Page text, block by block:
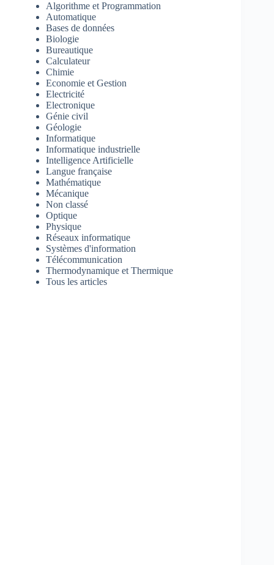
Algorithme et Programmation
Automatique
Bases de données
Biologie
Bureautique
Calculateur
Chimie
Economie et Gestion
Electricité
Electronique
Génie civil
Géologie
Informatique
Informatique industrielle
Intelligence Artificielle
Langue française
Mathématique
Mécanique
Non classé
Optique
Physique
Réseaux informatique
Systèmes d'information
Télécommunication
Thermodynamique et Thermique
Tous les articles